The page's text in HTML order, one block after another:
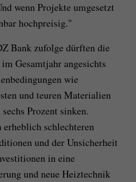
wenn Projekte umgesetzt
hochpreisig."
Bank zufolge dürften die
Gesamtjahr angesichts
wie
und teuren Materialien
Prozent sinken.
erheblich schlechteren
und der Unsicherheit
in eine
und neue Heiztechnik